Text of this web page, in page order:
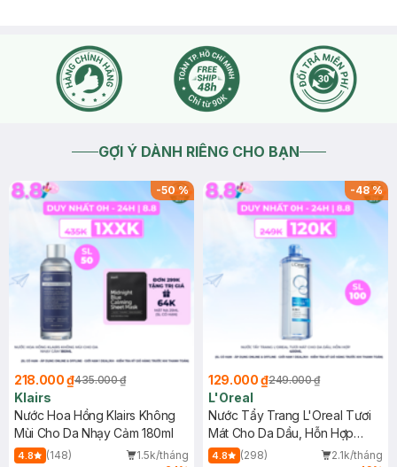
GỢI Ý DÀNH RIÊNG CHO BẠN
-50%
218.000 ₫435.000 ₫
Klairs
Nước Hoa Hồng Klairs Không
Mùi Cho Da Nhạy Cảm 180ml
4.8 (148)
1.5k/tháng
-48%
129.000 ₫249.000 ₫
L'Oreal
Nước Tẩy Trang L'Oreal Tươi
Mát Cho Da Dầu, Hỗn Hợp
400ml
4.8 (298)
2.1k/tháng